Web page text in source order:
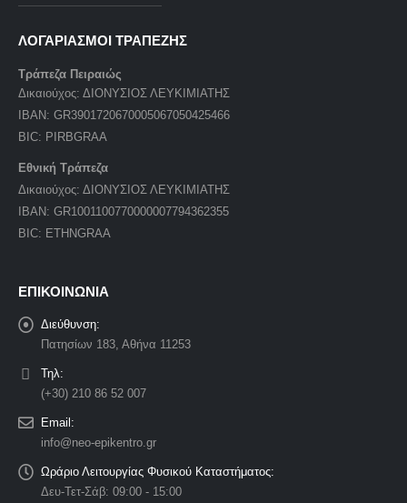
ΛΟΓΑΡΙΑΣΜΟΙ ΤΡΑΠΕΖΗΣ
Τράπεζα Πειραιώς
Δικαιούχος: ΔΙΟΝΥΣΙΟΣ ΛΕΥΚΙΜΙΑΤΗΣ
IBAN: GR3901720670005067050425466
BIC: PIRBGRAA
Εθνική Τράπεζα
Δικαιούχος: ΔΙΟΝΥΣΙΟΣ ΛΕΥΚΙΜΙΑΤΗΣ
IBAN: GR1001100770000007794362355
BIC: ETHNGRAA
ΕΠΙΚΟΙΝΩΝΙΑ
Διεύθυνση:
Πατησίων 183, Αθήνα 11253
Τηλ:
(+30) 210 86 52 007
Email:
info@neo-epikentro.gr
Ωράριο Λειτουργίας Φυσικού Καταστήματος:
Δευ-Τετ-Σάβ: 09:00 - 15:00